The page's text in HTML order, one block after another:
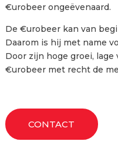
€urobeer ongeëvenaard.
De €urobeer kan van
Daarom is hij met name
Door zijn hoge groei,
€urobeer met recht de
CONTACT